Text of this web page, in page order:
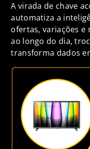
A virada de chave
automatiza a
ofertas, variações
ao longo do dia,
transforma dados